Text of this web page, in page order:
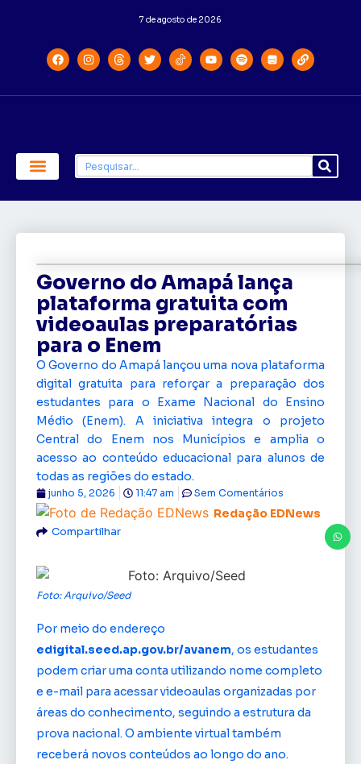
7 de agosto de 2026
Governo do Amapá lança
plataforma gratuita com
videoaulas preparatórias
para o Enem
O Governo do Amapá lançou uma nova plataforma
digital gratuita para reforçar a preparação dos
estudantes para o Exame Nacional do Ensino
Médio (Enem). A iniciativa integra o projeto
Central do Enem nos Municípios e amplia o
acesso ao conteúdo educacional para alunos de
todas as regiões do estado.
Redação EDNews
junho 5, 2026 11:47 am Sem Comentários
Compartilhar
Foto: Arquivo/Seed
Por meio do endereço
edigital.seed.ap.gov.br/avanem, os estudantes
podem criar uma conta utilizando nome completo
e e-mail para acessar videoaulas organizadas por
áreas do conhecimento, seguindo a estrutura da
prova nacional. O ambiente virtual também
receberá novos conteúdos ao longo do ano.